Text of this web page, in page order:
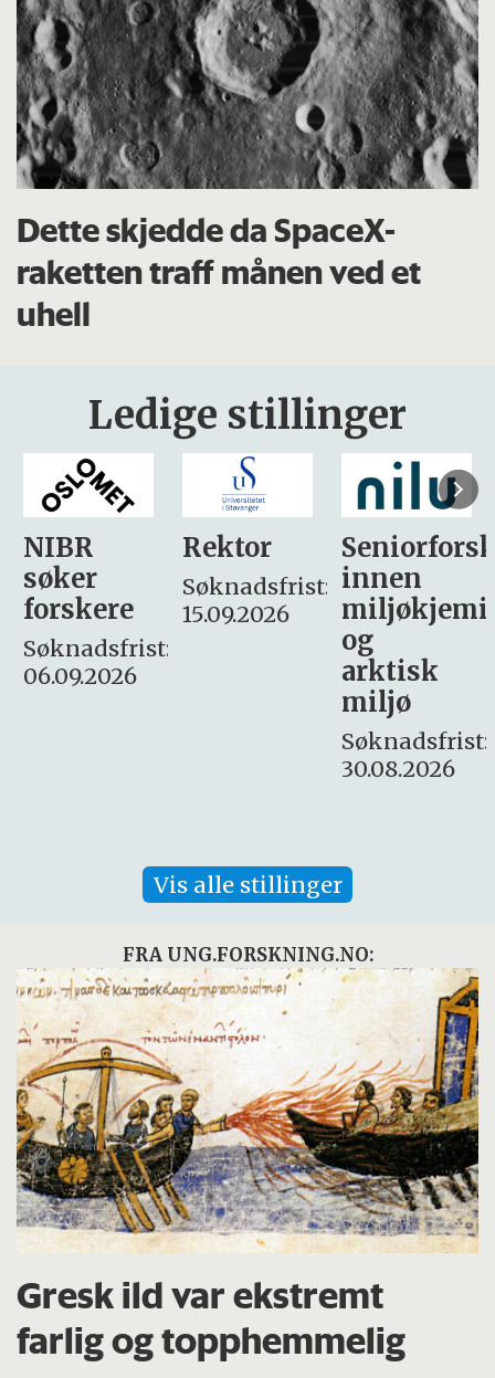
Dette skjedde da SpaceX-
raketten traff månen ved et
uhell
Ledige stillinger
Rektor
Søknadsfrist:
15.09.2026
Seniorforsker
innen
miljøkjemi
søker
– fast
Søknadsfrist:
16. august.
Vis alle stillinger
FRA UNG.FORSKNING.NO:
Gresk ild var ekstremt
farlig og topphemmelig